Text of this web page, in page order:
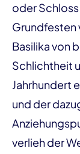
oder
Grundfesten
Basilika von
Schlichtheit
Jahrhundert
und der
verlieh der